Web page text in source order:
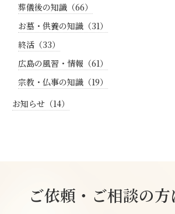
葬儀後の知識（66）
お墓・供養の知識（31）
終活（33）
広島の風習・情報（61）
宗教・仏事の知識（19）
お知らせ（14）
ご依頼・ご相談の方